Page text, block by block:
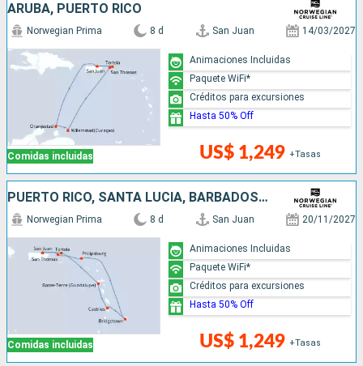
ARUBA, PUERTO RICO
Comidas incluidas
Norwegian Prima 8 d San Juan 14/03/2027
US$ 1,249 +Tasas
Animaciones Incluidas
Paquete WiFi*
Créditos para excursiones
Hasta 50% Off
PUERTO RICO, SANTA LUCIA, BARBADOS, SAN MARTÍN
Comidas incluidas
Norwegian Prima 8 d San Juan 20/11/2027
US$ 1,249 +Tasas
Animaciones Incluidas
Paquete WiFi*
Créditos para excursiones
Hasta 50% Off